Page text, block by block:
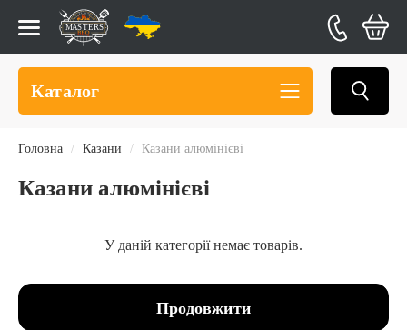
Каталог
Головна Казани Казани алюмінієві
Казани алюмінієві
У даній категорії немає товарів.
Продовжити